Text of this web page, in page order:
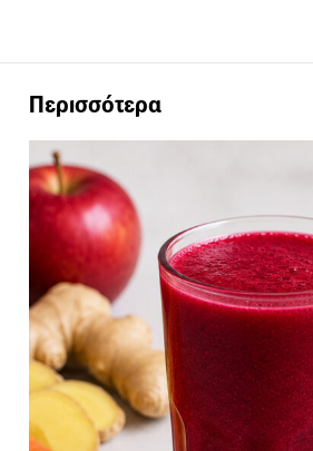
Περισσότερα